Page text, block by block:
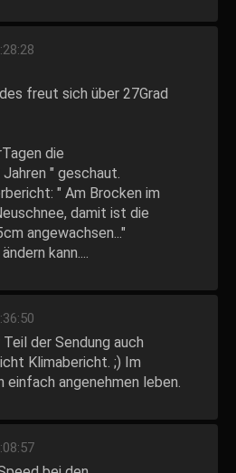
freut sich über 27Grad
die
" geschaut.
" Am Brocken im
damit ist die
angewachsen..."
kann....
der Sendung auch
Klimabericht. ;) Im
einfach angenehmen leben.